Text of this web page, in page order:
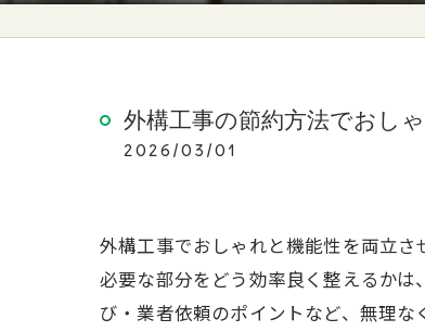
外構工事の節約方法でおし
2026/03/01
外構工事でおしゃれと機能性を両立
必要な部分をどう効率良く整えるか
び・業者依頼のポイントなど、無理